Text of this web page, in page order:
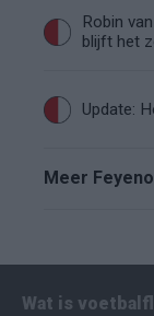
Robin
blijft het
Update:
Meer
Wat is